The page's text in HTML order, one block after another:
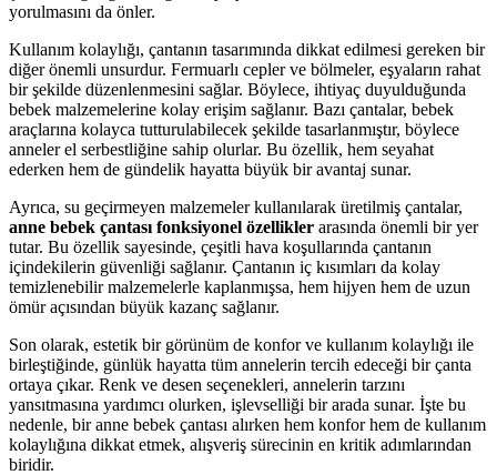
yorulmasını da önler.
Kullanım kolaylığı, çantanın tasarımında dikkat edilmesi gereken bir
diğer önemli unsurdur. Fermuarlı cepler ve bölmeler, eşyaların rahat
bir şekilde düzenlenmesini sağlar. Böylece, ihtiyaç duyulduğunda
bebek malzemelerine kolay erişim sağlanır. Bazı çantalar, bebek
araçlarına kolayca tutturulabilecek şekilde tasarlanmıştır, böylece
anneler el serbestliğine sahip olurlar. Bu özellik, hem seyahat
ederken hem de gündelik hayatta büyük bir avantaj sunar.
Ayrıca, su geçirmeyen malzemeler kullanılarak üretilmiş çantalar,
anne bebek çantası fonksiyonel özellikler arasında önemli bir yer
tutar. Bu özellik sayesinde, çeşitli hava koşullarında çantanın
içindekilerin güvenliği sağlanır. Çantanın iç kısımları da kolay
temizlenebilir malzemelerle kaplanmışsa, hem hijyen hem de uzun
ömür açısından büyük kazanç sağlanır.
Son olarak, estetik bir görünüm de konfor ve kullanım kolaylığı ile
birleştiğinde, günlük hayatta tüm annelerin tercih edeceği bir çanta
ortaya çıkar. Renk ve desen seçenekleri, annelerin tarzını
yansıtmasına yardımcı olurken, işlevselliği bir arada sunar. İşte bu
nedenle, bir anne bebek çantası alırken hem konfor hem de kullanım
kolaylığına dikkat etmek, alışveriş sürecinin en kritik adımlarından
biridir.